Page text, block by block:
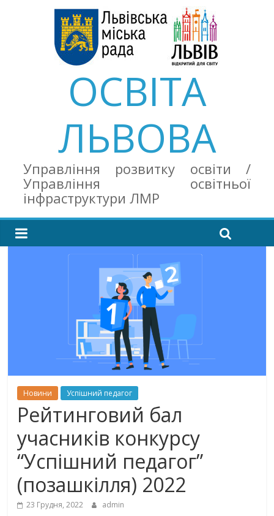
ОСВІТА
ЛЬВОВА
Управління розвитку освіти /
Управління освітньої
інфраструктури ЛМР
Новини Успішний педагог
Рейтинговий бал
учасників конкурсу
“Успішний педагог”
(позашкілля) 2022
23 Грудня, 2022 admin